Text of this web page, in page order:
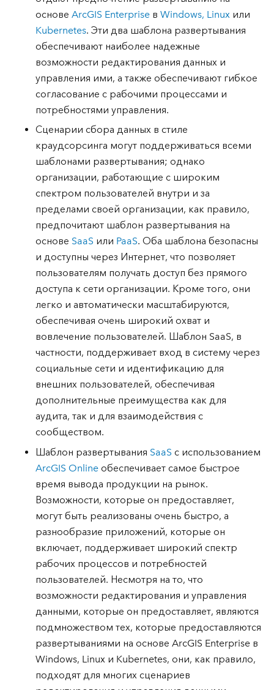
основеArcGIS Enterprise вWindows, Linux или
Kubernetes. Эти два шаблона развертывания
обеспечивают наиболее надежные
возможности редактирования данных и
управления ими, а также обеспечивают гибкое
согласование с рабочими процессами и
потребностями управления.
Сценарии сбора данных в стиле
краудсорсинга могут поддерживаться всеми
шаблонами развертывания; однако
организации, работающие с широким
спектром пользователей внутри и за
пределами своей организации, как правило,
предпочитают шаблон развертывания на
основе SaaS или PaaS. Оба шаблона безопасны
и доступны через Интернет, что позволяет
пользователям получать доступ без прямого
доступа к сети организации. Кроме того, они
легко и автоматически масштабируются,
обеспечивая очень широкий охват и
вовлечение пользователей. Шаблон SaaS, в
частности, поддерживает вход в систему через
социальные сети и идентификацию для
внешних пользователей, обеспечивая
дополнительные преимущества как для
аудита, так и для взаимодействия с
сообществом.
Шаблон развертывания SaaS с использованием
ArcGIS Online обеспечивает самое быстрое
время вывода продукции на рынок.
Возможности, которые он предоставляет,
могут быть реализованы очень быстро, а
разнообразие приложений, которые он
включает, поддерживает широкий спектр
рабочих процессов и потребностей
пользователей. Несмотря на то, что
возможности редактирования и управления
данными, которые он предоставляет, являются
подмножеством тех, которые предоставляются
развертываниями на основе ArcGIS Enterprise в
Windows, Linux и Kubernetes, они, как правило,
подходят для многих сценариев